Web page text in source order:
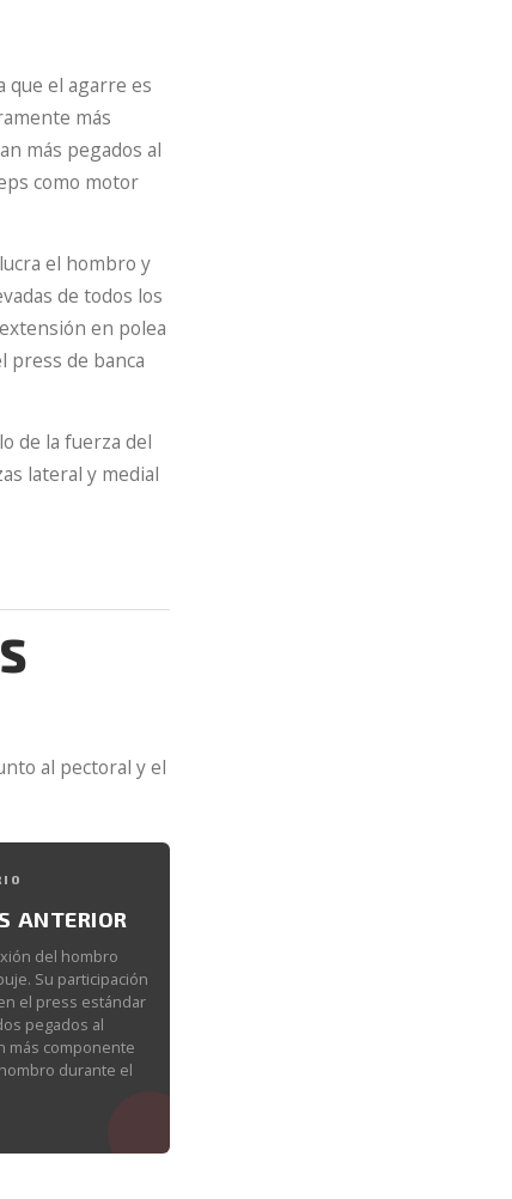
el agarre es
más
más pegados al
como motor
el hombro y
de todos los
en polea
press de banca
de la fuerza del
lateral y medial
al pectoral y el
ANTERIOR
del hombro
Su participación
el press estándar
pegados al
más componente
durante el